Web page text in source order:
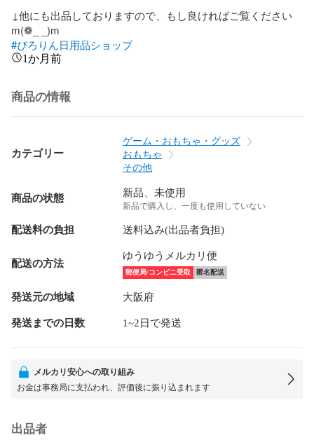
↓他にも出品しておりますので、もし良ければご覧ください
#ぴろりん日用品ショップ
1か月前
商品の情報
カテゴリー
ゲーム・おもちゃ・グッズ
おもちゃ
その他
商品の状態 新品、未使用
新品で購入し、一度も使用していない
配送料の負担 送料込み(出品者負担)
配送の方法
ゆうゆうメルカリ便
郵便局/コンビニ受取 匿名配送
発送元の地域 大阪府
発送までの日数 1~2日で発送
メルカリ安心への取り組み
お金は事務局に支払われ、評価後に振り込まれます
出品者